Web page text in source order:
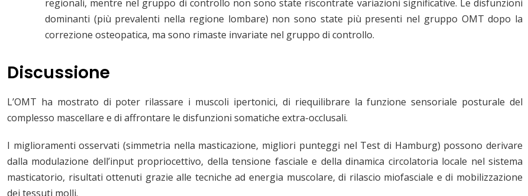
regionali, mentre nel gruppo di controllo non sono state riscontrate variazioni significative. Le disfunzioni
dominanti (più prevalenti nella regione lombare) non sono state più presenti nel gruppo OMT dopo la
correzione osteopatica, ma sono rimaste invariate nel gruppo di controllo.
Discussione
L’OMT ha mostrato di poter rilassare i muscoli ipertonici, di riequilibrare la funzione sensoriale posturale del
complesso mascellare e di affrontare le disfunzioni somatiche extra-occlusali.
I miglioramenti osservati (simmetria nella masticazione, migliori punteggi nel Test di Hamburg) possono derivare
dalla modulazione dell’input propriocettivo, della tensione fasciale e della dinamica circolatoria locale nel sistema
masticatorio, risultati ottenuti grazie alle tecniche ad energia muscolare, di rilascio miofasciale e di mobilizzazione
dei tessuti molli.